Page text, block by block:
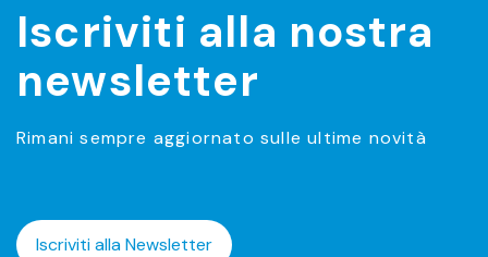
Iscriviti alla nostra
newsletter
Rimani sempre aggiornato sulle ultime novità
Iscriviti alla Newsletter